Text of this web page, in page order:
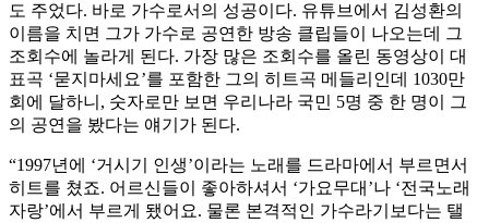
도 주었다. 바로 가수로서의 성공이다. 유튜브에서 김성환의
이름을 치면 그가 가수로 공연한 방송 클립들이 나오는데 그
조회수에 놀라게 된다. 가장 많은 조회수를 올린 동영상이 대
표곡 ‘묻지마세요’를 포함한 그의 히트곡 메들리인데 1030만
회에 달하니, 숫자로만 보면 우리나라 국민 5명 중 한 명이 그
의 공연을 봤다는 얘기가 된다.
“1997년에 ‘거시기 인생’이라는 노래를 드라마에서 부르면서
히트를 쳤죠. 어르신들이 좋아하셔서 ‘가요무대’나 ‘전국노래
자랑’에서 부르게 됐어요. 물론 본격적인 가수라기보다는 탤